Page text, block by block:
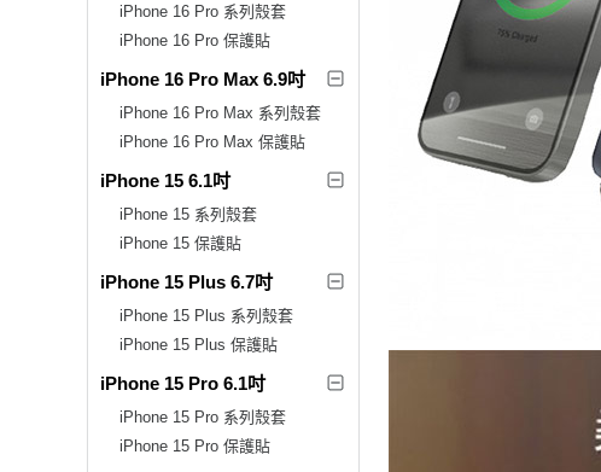
iPhone 16 Pro 系列殼套
iPhone 16 Pro 保護貼
iPhone 16 Pro Max 6.9吋
iPhone 16 Pro Max 系列殼套
iPhone 16 Pro Max 保護貼
iPhone 15 6.1吋
iPhone 15 系列殼套
iPhone 15 保護貼
iPhone 15 Plus 6.7吋
iPhone 15 Plus 系列殼套
iPhone 15 Plus 保護貼
iPhone 15 Pro 6.1吋
iPhone 15 Pro 系列殼套
iPhone 15 Pro 保護貼